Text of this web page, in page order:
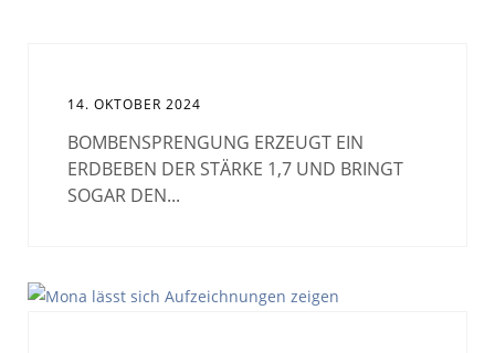
14. OKTOBER 2024
BOMBENSPRENGUNG ERZEUGT EIN
ERDBEBEN DER STÄRKE 1,7 UND BRINGT
SOGAR DEN...